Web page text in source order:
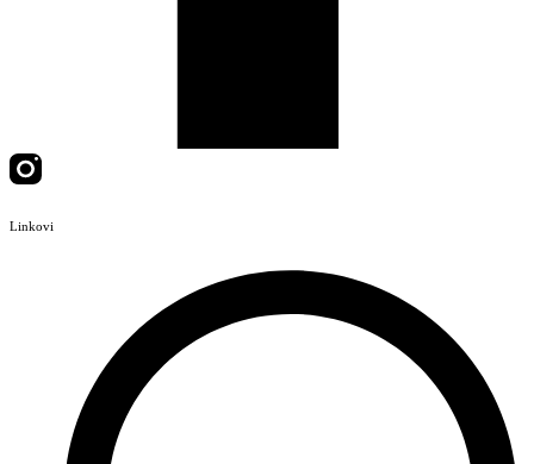
Linkovi